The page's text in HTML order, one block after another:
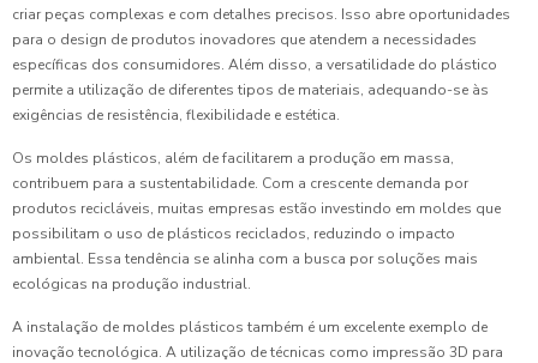
criar peças complexas e com detalhes precisos. Isso abre oportunidades
para o design de produtos inovadores que atendem a necessidades
específicas dos consumidores. Além disso, a versatilidade do plástico
permite a utilização de diferentes tipos de materiais, adequando-se às
exigências de resistência, flexibilidade e estética.
Os moldes plásticos, além de facilitarem a produção em massa,
contribuem para a sustentabilidade. Com a crescente demanda por
produtos recicláveis, muitas empresas estão investindo em moldes que
possibilitam o uso de plásticos reciclados, reduzindo o impacto
ambiental. Essa tendência se alinha com a busca por soluções mais
ecológicas na produção industrial.
A instalação de moldes plásticos também é um excelente exemplo de
inovação tecnológica. A utilização de técnicas como impressão 3D para